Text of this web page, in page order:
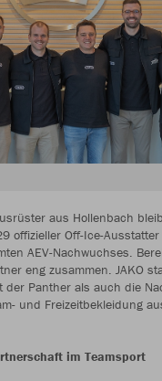
aus Hollenbach
offizieller Off-Ice-
AEV-Nachwuchses.
eng zusammen. JAKO
der Panther als auch die
und Freizeitbekleidung
im Teamsport